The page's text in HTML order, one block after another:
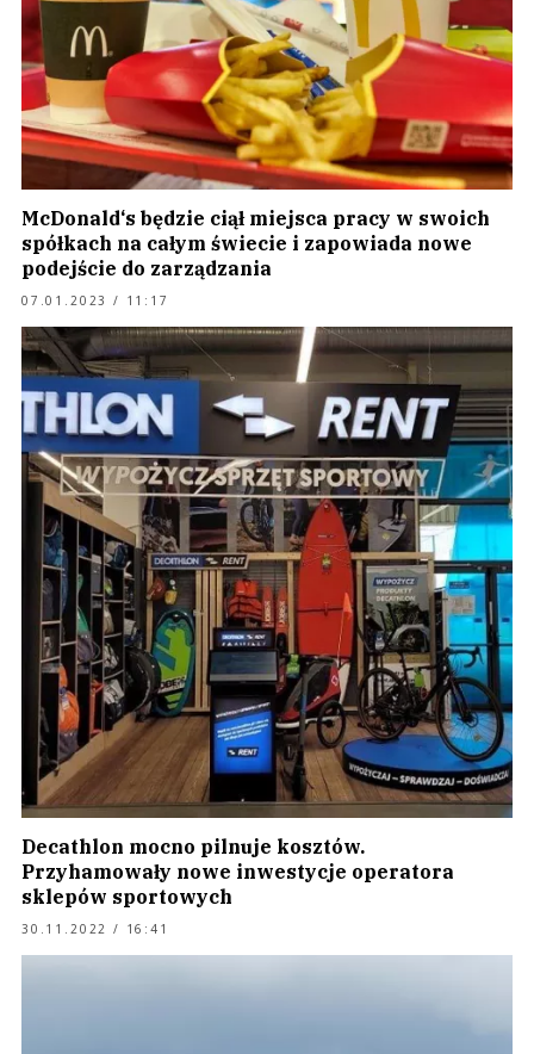
McDonald‘s będzie ciął miejsca pracy w swoich
spółkach na całym świecie i zapowiada nowe
podejście do zarządzania
07.01.2023 / 11:17
Decathlon mocno pilnuje kosztów.
Przyhamowały nowe inwestycje operatora
sklepów sportowych
30.11.2022 / 16:41